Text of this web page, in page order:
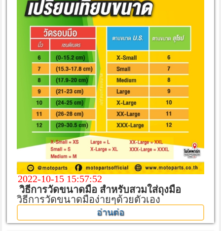
2022-10-15 15:57:52
วิธีการวัดขนาดมือ สำหรับสวมใส่ถุงมือ
วิธีการวัดขนาดมือง่ายๆด้วยตัวเอง
อ่านต่อ